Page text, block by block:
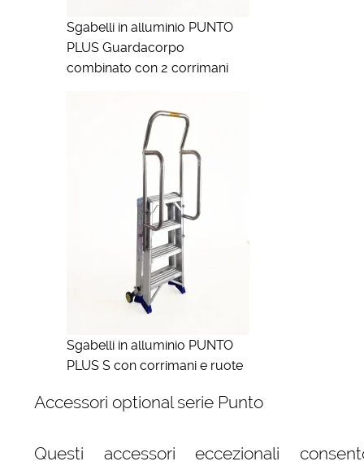
Sgabelli in alluminio PUNTO
PLUS Guardacorpo
combinato con 2 corrimani
Sgabelli in alluminio PUNTO
PLUS S con corrimani e ruote
Accessori optional serie Punto
Questi accessori eccezionali